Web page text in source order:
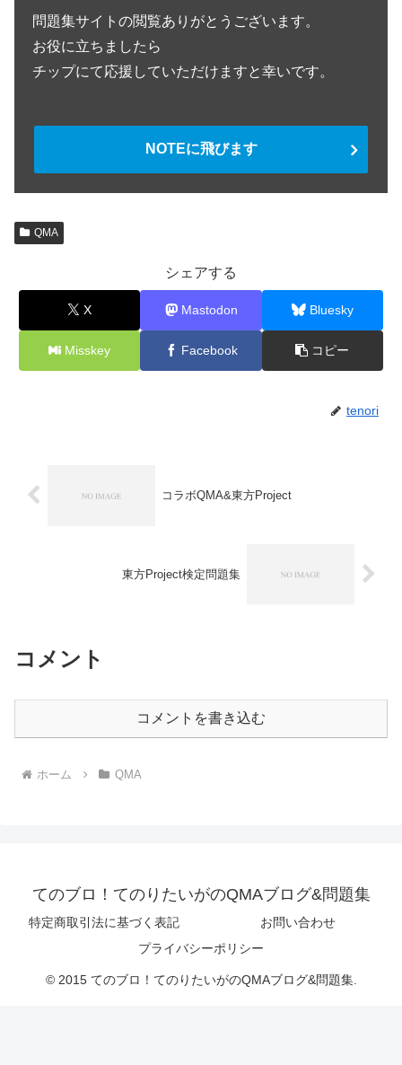
問題集サイトの閲覧ありがとうございます。
お役に立ちましたら
チップにて応援していただけますと幸いです。
NOTEに飛びます
QMA
シェアする
X Mastodon Bluesky
Misskey Facebook コピー
tenori
コラボQMA&東方Project
東方Project検定問題集
コメント
コメントを書き込む
ホーム QMA
てのブロ！てのりたいがのQMAブログ&問題集
特定商取引法に基づく表記
お問い合わせ
プライバシーポリシー
© 2015 てのブロ！てのりたいがのQMAブログ&問題集.